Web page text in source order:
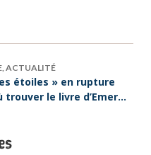
ACTUALITÉ
étoiles » en rupture
trouver le livre d’Emeric